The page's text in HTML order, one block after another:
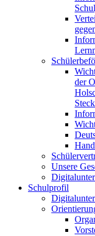
der
Unsere
Schulprofil